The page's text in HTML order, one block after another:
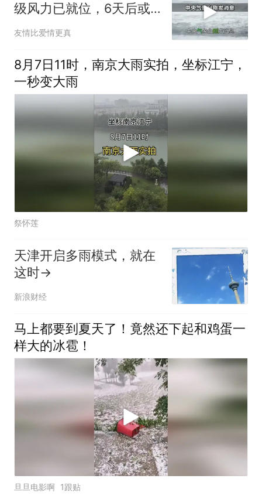
级风力已就位，6天后或
登陆东南沿海
友情比爱情更真
8月7日11时，南京大雨实拍，坐标江宁，
一秒变大雨
祭怀莲
天津开启多雨模式，就在
这时→
新浪财经
马上都要到夏天了！竟然还下起和鸡蛋一
样大的冰雹！
旦旦电影啊 1跟贴